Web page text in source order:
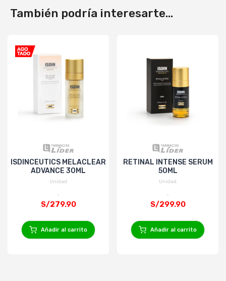
También podría interesarte...
ISDINCEUTICS MELACLEAR
ADVANCE 30ML
Unidad
S/279.90
Añadir al carrito
RETINAL INTENSE SERUM
50ML
Unidad
S/299.90
Añadir al carrito